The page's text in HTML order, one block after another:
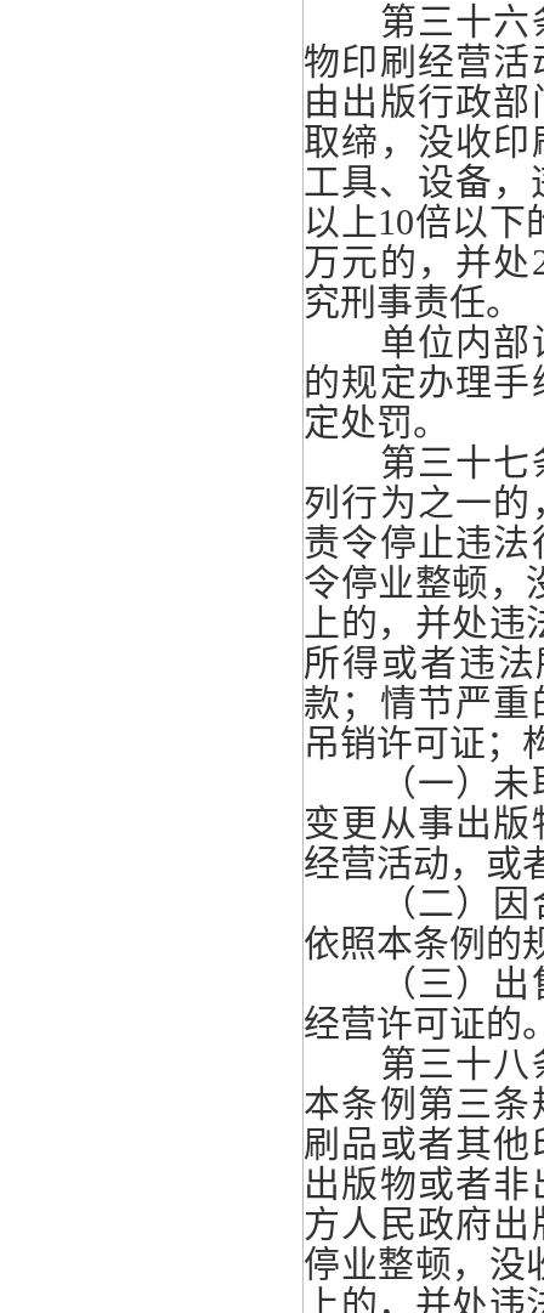
第三十六
物印刷经营
由出版行政
取缔，没收
工具、设备
以上10倍以
万元的，并处
究刑事责任。
单位内部设
的规定办理
定处罚。
第三十七
列行为之一
责令停止违
令停业整顿，
上的，并处
所得或者违
款；情节严
吊销许可证；
（一）未取
变更从事出
经营活动，或
（二）因合
依照本条例的
（三）出售
经营许可证的
第三十八
本条例第三
刷品或者其
出版物或者
方人民政府
停业整顿，没
上的，并处